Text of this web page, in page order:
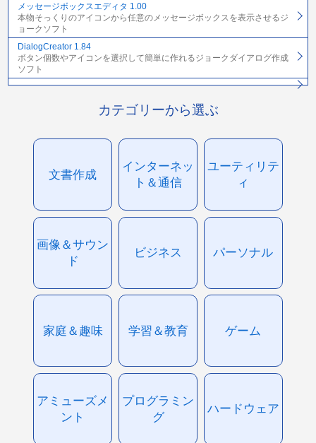
メッセージボックスエディタ 1.00
本物そっくりのアイコンから任意のメッセージボックスを表示させるジ
ョークソフト
DialogCreator 1.84
ボタン個数やアイコンを選択して簡単に作れるジョークダイアログ作成
ソフト
カテゴリーから選ぶ
文書作成
インターネッ
ト＆通信
ユーティリテ
ィ
画像＆サウン
ド
ビジネス パーソナル
家庭＆趣味 学習＆教育 ゲーム
アミューズメ
ント
プログラミン
グ
ハードウェア